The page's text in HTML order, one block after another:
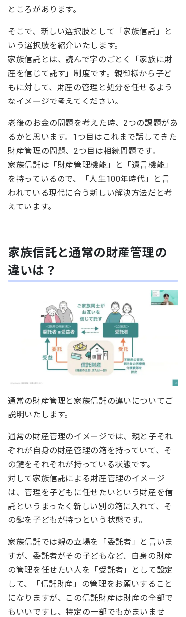
ところがあります。
そこで、新しい選択肢として「家族信託」と
いう選択肢を紹介いたします。
家族信託とは、読んで字のごとく「家族に財
産を信じて託す」制度です。親御様から子ど
もに対して、財産の管理と処分を任せるよう
なイメージで考えてください。
老後のお金の問題を考えた時、2つの課題があ
るかと思います。1つ目はこれまで話してきた
財産管理の問題、2つ目は相続問題です。
家族信託は「財産管理機能」と「遺言機能」
を持っているので、「人生100年時代」と言
われている現代に合う新しい解決方法だと考
えています。
家族信託と通常の財産管理の
違いは？
通常の財産管理と家族信託の違いについてご
説明いたします。
通常の財産管理のイメージでは、親と子それ
ぞれが自身の財産管理の箱を持っていて、そ
の鍵をそれぞれが持っている状態です。
対して家族信託による財産管理のイメージ
は、管理を子どもに任せたいという財産を信
託というまったく新しい別の箱に入れて、そ
の鍵を子どもが持つという状態です。
家族信託では親の立場を「委託者」と言いま
すが、委託者がその子どもなど、自身の財産
の管理を任せたい人を「受託者」として設定
して、「信託財産」の管理をお願いすること
になりますが、この信託財産は財産の全部で
もいいですし、特定の一部でもかまいませ